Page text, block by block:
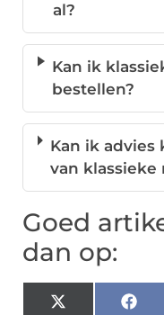
al?
Kan ik
bestellen?
Kan ik
van klassieke
Goed
dan op:
X